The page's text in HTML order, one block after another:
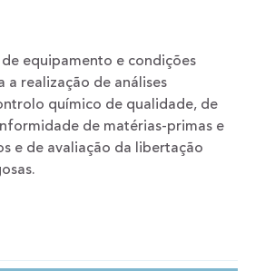
equipamento e condições
a realização de análises
químico de qualidade, de
de matérias-primas e
e de avaliação da libertação